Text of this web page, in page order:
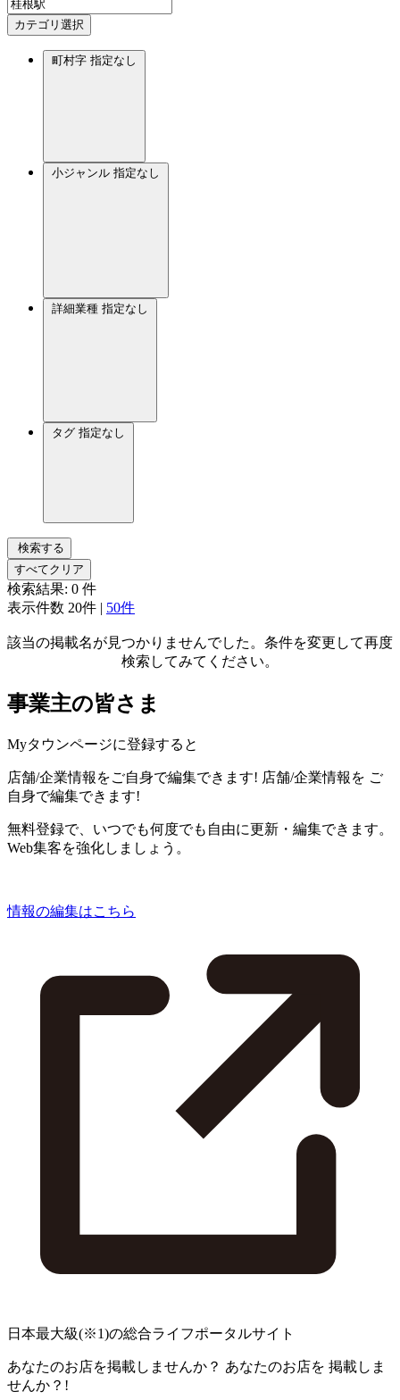
カテゴリ選択
町村字 指定なし
小ジャンル 指定なし
詳細業種 指定なし
タグ 指定なし
検索する
すべてクリア
検索結果: 0 件
表示件数 20件 | 50件
該当の掲載名が見つかりませんでした。条件を変更して再度
検索してみてください。
事業主の皆さま
Myタウンページに登録すると
店舗/企業情報をご自身で編集できます! 店舗/企業情報を ご
自身で編集できます!
無料登録で、いつでも何度でも自由に更新・編集できます。
Web集客を強化しましょう。
情報の編集はこちら
日本最大級(※1)の総合ライフポータルサイト
あなたのお店を掲載しませんか？ あなたのお店を 掲載しま
せんか？!